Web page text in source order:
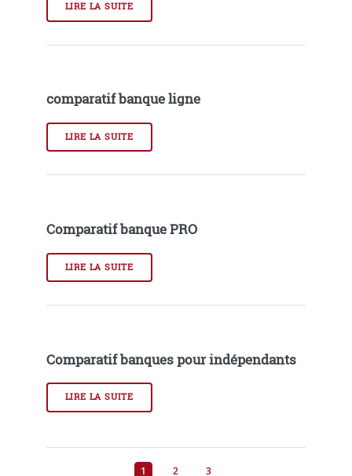
LIRE LA SUITE
comparatif banque ligne
LIRE LA SUITE
Comparatif banque PRO
LIRE LA SUITE
Comparatif banques pour indépendants
LIRE LA SUITE
1 2 3